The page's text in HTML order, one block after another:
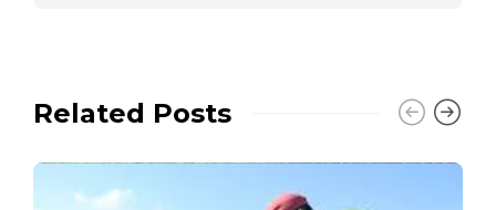
Related Posts